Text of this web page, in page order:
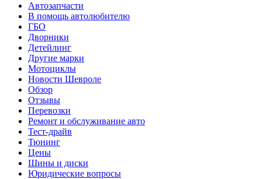
Автозапчасти
В помощь автолюбителю
ГБО
Дворники
Детейлинг
Другие марки
Мотоциклы
Новости Шевроле
Обзор
Отзывы
Перевозки
Ремонт и обслуживание авто
Тест-драйв
Тюнинг
Цены
Шины и диски
Юридические вопросы